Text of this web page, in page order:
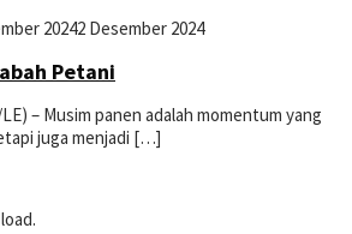
20242 Desember 2024
Petani
– Musim panen adalah momentum yang
juga menjadi […]